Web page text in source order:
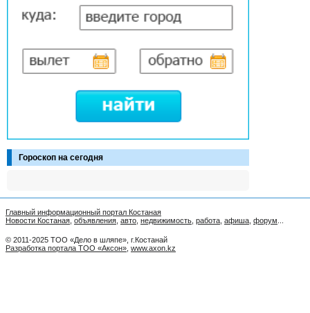
Гороскоп на сегодня
Главный информационный портал Костаная
Новости Костаная объявления авто недвижимость работа афиша форум
© 2011-2025 ТОО «Дело в шляпе», г.Костанай
Разработка портала ТОО «Аксон» www.axon.kz